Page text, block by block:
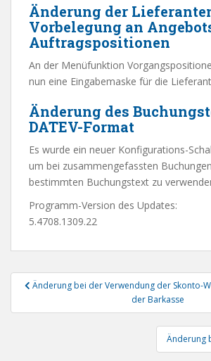
Änderung der
Vorbelegung an
Auftragspositionen
An der Menüfunktion
nun eine Eingabemaske für die
Änderung des
DATEV-Format
Es wurde ein neuer Konfigurations-
um bei zusammengefassten
bestimmten Buchungstext zu
Programm-Version des Updates:
5.4708.1309.22
Beitragsnavigation
Änderung bei der Verwendung der Skonto-
der Barkasse
Änderung